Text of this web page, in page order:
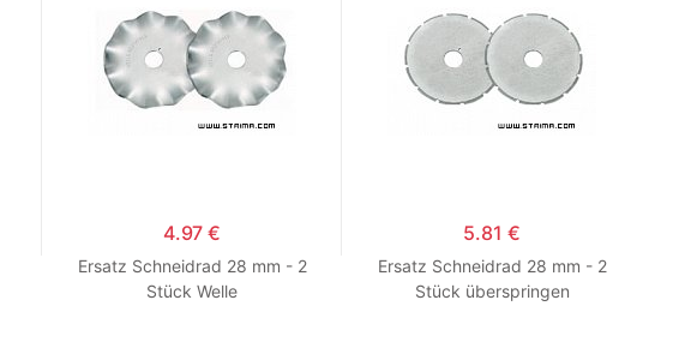
4.97 €
Ersatz Schneidrad 28 mm - 2
Stück Welle
5.81 €
Ersatz Schneidrad 28 mm - 2
Stück überspringen